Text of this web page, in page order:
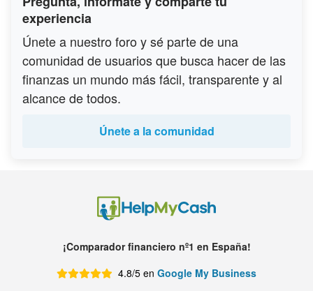
experiencia
Únete a nuestro foro y sé parte de una
comunidad de usuarios que busca hacer de las
finanzas un mundo más fácil, transparente y al
alcance de todos.
Únete a la comunidad
¡Comparador financiero nº1 en España!
4.8/5 en Google My Business